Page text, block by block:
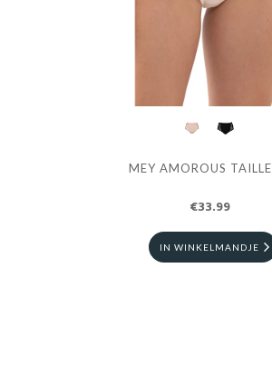
MEY AMOROUS PUSH-UP
IN WINKELMANDJE